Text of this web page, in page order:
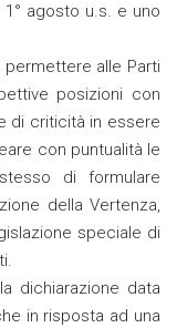
agosto u.s. e uno
permettere alle Parti
posizioni con
di criticità in essere
con puntualità le
di formulare
della Vertenza,
speciale di
dichiarazione data
in risposta ad una